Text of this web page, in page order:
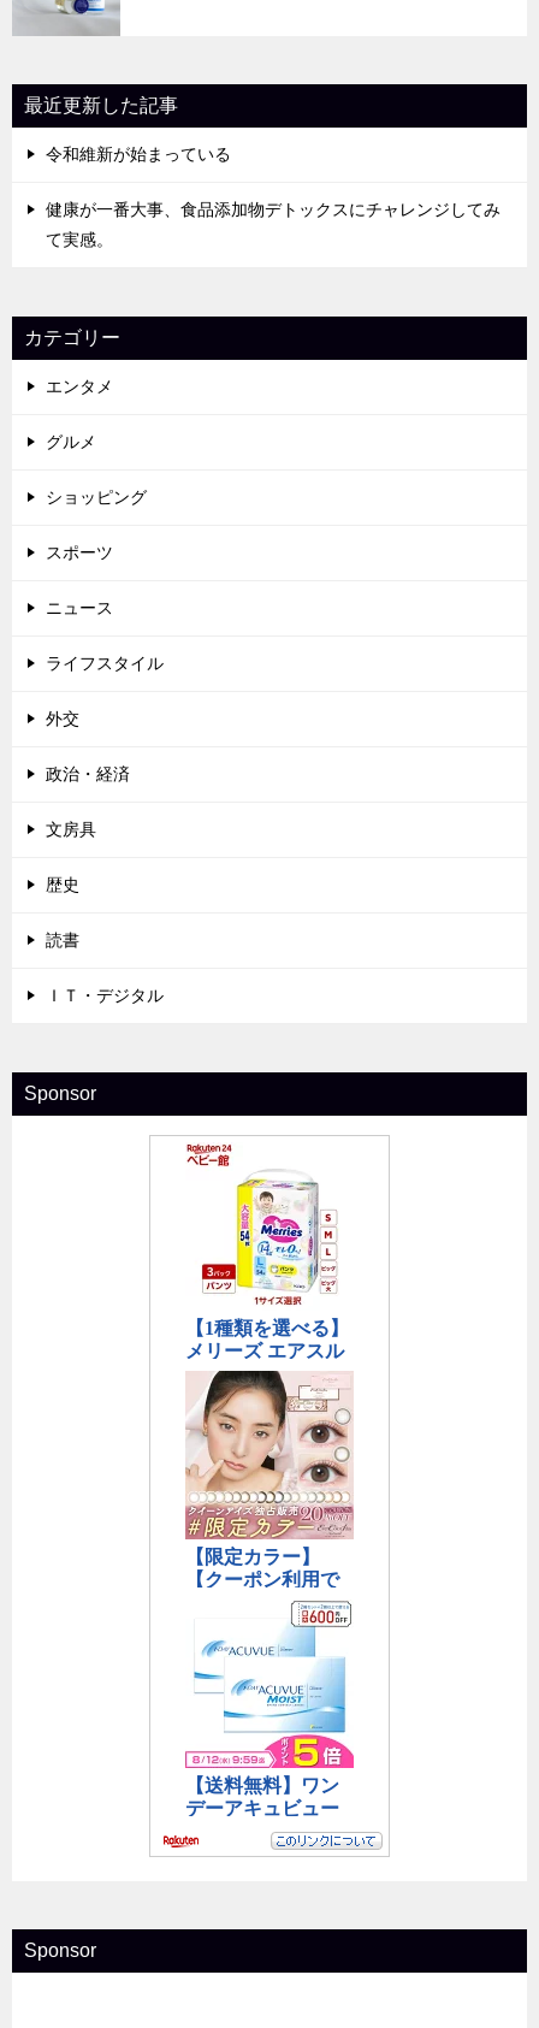
最近更新した記事
令和維新が始まっている
健康が一番大事、食品添加物デトックスにチャレンジしてみ
て実感。
カテゴリー
エンタメ
グルメ
ショッピング
スポーツ
ニュース
ライフスタイル
外交
政治・経済
文房具
歴史
読書
ＩＴ・デジタル
Sponsor
Sponsor